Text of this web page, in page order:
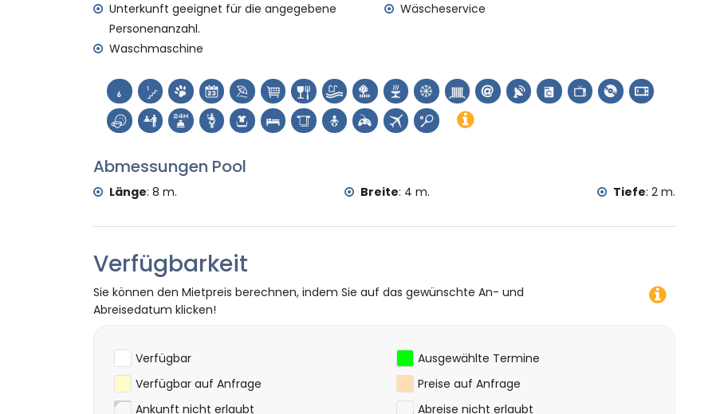
Unterkunft geeignet für die angegebene
Personenanzahl.
Wäscheservice
Waschmaschine
Abmessungen Pool
Länge: 8 m. Breite: 4 m. Tiefe: 2 m.
Verfügbarkeit
Sie können den Mietpreis berechnen, indem Sie auf das gewünschte An- und
Abreisedatum klicken!
Verfügbar
Ausgewählte Termine
Verfügbar auf Anfrage
Preise auf Anfrage
Ankunft nicht erlaubt
Abreise nicht erlaubt